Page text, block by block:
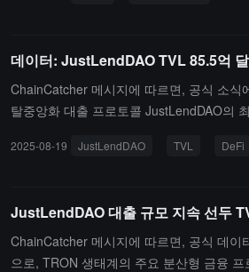
고, 규제된 BitGo Trust에 의해 관리되어 안
정 준수가 높이 평가받고 있습니다. TRON
주요 DeFi 프로토콜인 JustLendDAO는 이
자산 매트릭스를 더욱 풍부하게 하고, 사용
데이터: JustLendDAO TVL 85.5억
ChainCatcher 메시지에 따르면, 공식 소식
탈중앙화 대출 프로토콜 JustLendDAO의
그 중 예치 규모는 532억 달러, 대출 총액은
로 추진하여 전 세계 사용자에게 효율적인
공할 것입니다.
2025-08-19 JustLendDAO TVL DeFi
JustLendDAO 대출 규모 지속 선두
ChainCatcher 메시지에 따르면, 공식 데이
으로, TRON 생태계의 주요 분산형 금융 프